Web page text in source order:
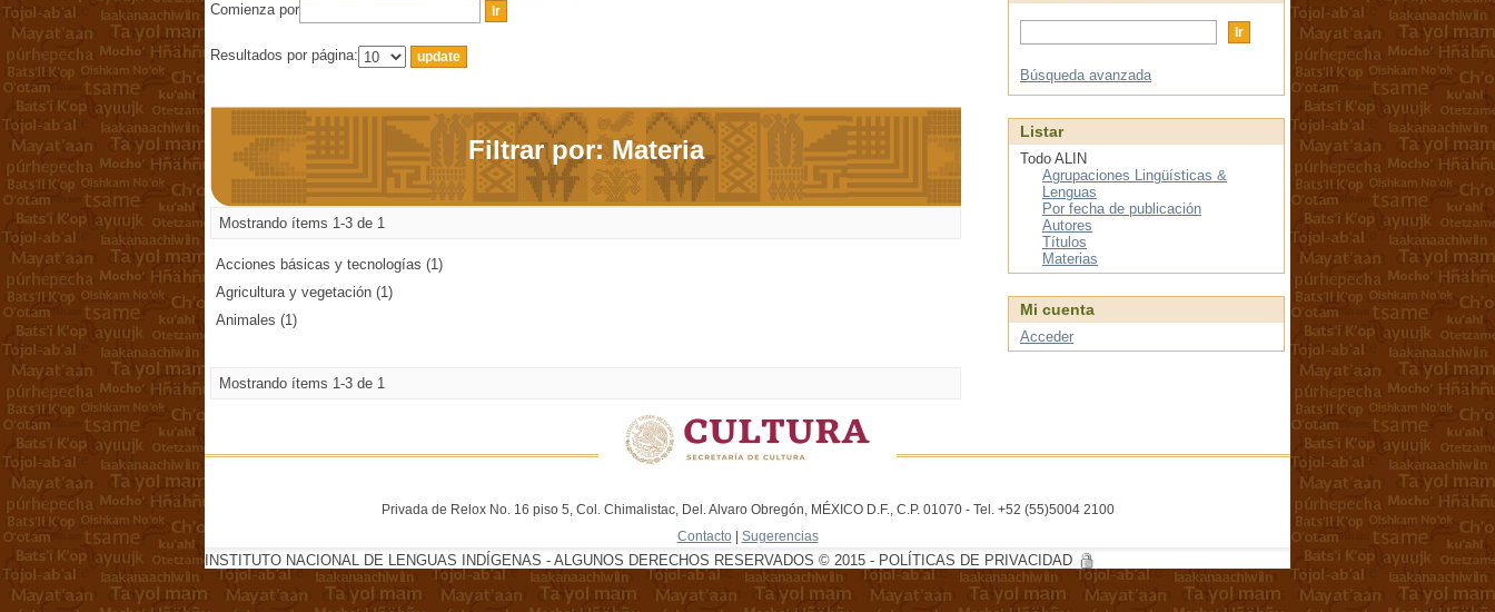
Comienza por
Resultados por página:
Filtrar por: Materia
Mostrando ítems 1-3 de 1
Acciones básicas y tecnologías (1)
Agricultura y vegetación (1)
Animales (1)
Mostrando ítems 1-3 de 1
Búsqueda avanzada
Listar
Todo ALIN
Agrupaciones Lingüísticas &
Lenguas
Por fecha de publicación
Autores
Títulos
Materias
Mi cuenta
Acceder
Privada de Relox No. 16 piso 5, Col. Chimalistac, Del. Alvaro Obregón, MÉXICO D.F., C.P. 01070 - Tel. +52 (55)5004 2100
Contacto | Sugerencias
INSTITUTO NACIONAL DE LENGUAS INDÍGENAS - ALGUNOS DERECHOS RESERVADOS © 2015 - POLÍTICAS DE PRIVACIDAD